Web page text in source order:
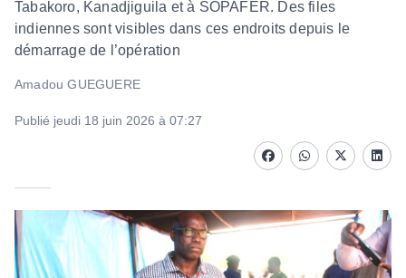
Tabakoro, Kanadjiguila et à SOPAFER. Des files
indiennes sont visibles dans ces endroits depuis le
démarrage de l’opération
Amadou GUEGUERE
Publié jeudi 18 juin 2026 à 07:27
FacebookwhatsappTwitter